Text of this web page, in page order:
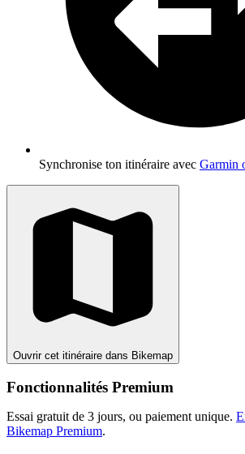
Synchronise ton itinéraire avec Garmin
Ouvrir cet itinéraire dans Bikemap
Fonctionnalités Premium
Essai gratuit de 3 jours, ou paiement unique.
Bikemap Premium.